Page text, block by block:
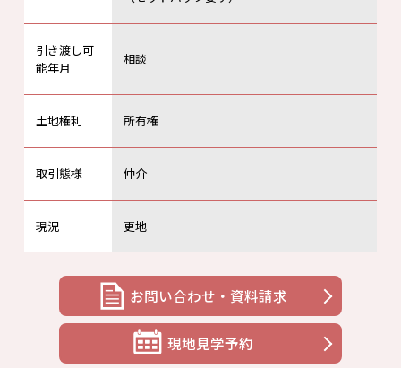
引き渡し可
能年月
相談
土地権利 所有権
取引態様 仲介
現況 更地
お問い合わせ・資料請求
現地見学予約